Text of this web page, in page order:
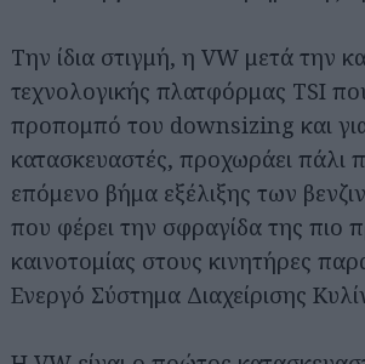
Την ίδια στιγμή, η VW μετά την
τεχνολογικής πλατφόρμας TSI
προπομπό του downsizing και
κατασκευαστές, προχωράει πάλι
επόμενο βήμα εξέλιξης των
που φέρει την σφραγίδα της πιο
καινοτομίας στους κινητήρες
Ενεργό Σύστημα Διαχείρισης